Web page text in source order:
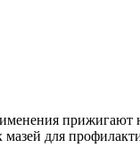
прижигают
для